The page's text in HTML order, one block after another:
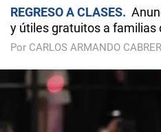
REGRESO A CLASES
y útiles gratuitos a familias
Por CARLOS ARMANDO